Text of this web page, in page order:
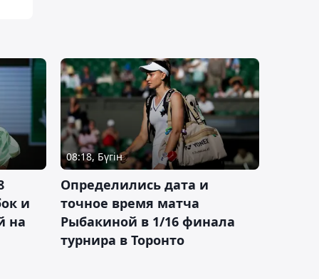
и
на
08:18, Бүгін
Определились дата и
точное время матча
Рыбакиной в 1/16 финала
турнира в Торонто